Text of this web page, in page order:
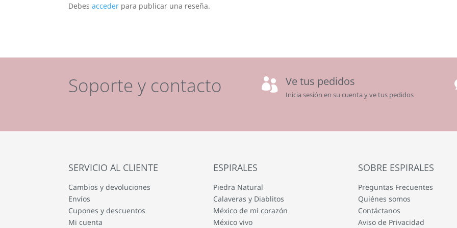
Debesacceder para publicar una reseña.
Soporte y contacto  Ve tus pedidos
Inicia sesión en su cuenta y ve tus pedidos
SERVICIO AL CLIENTE
Cambios y devoluciones
Envíos
Cupones y descuentos
Mi cuenta
ESPIRALES
Piedra Natural
Calaveras y Diablitos
México de mi corazón
México vivo
SOBRE ESPIRALES
Preguntas Frecuentes
Quiénes somos
Contáctanos
Aviso de Privacidad